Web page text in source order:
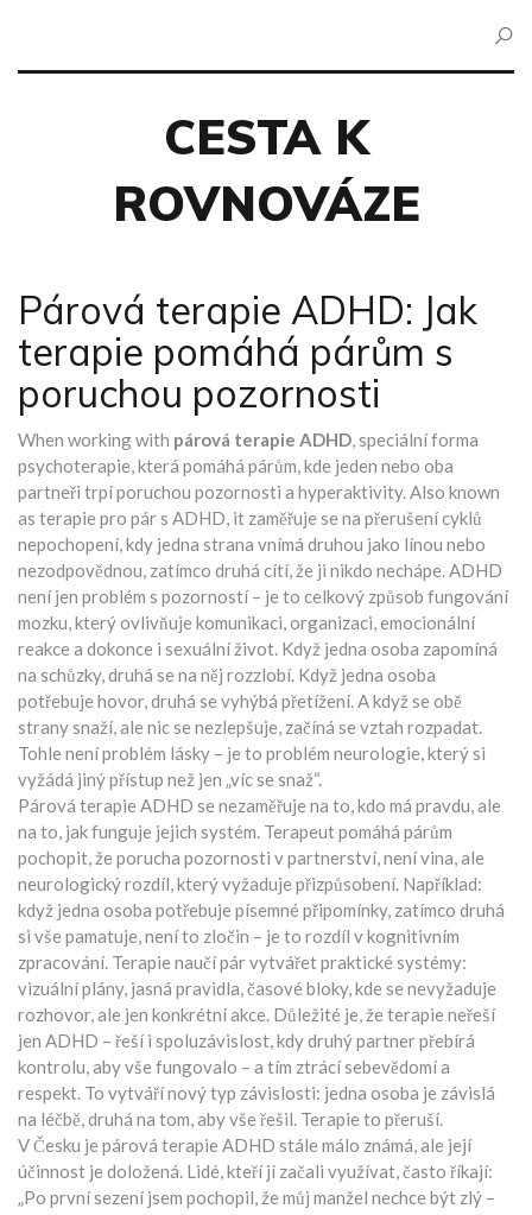
CESTA K
ROVNOVÁZE
Párová terapie ADHD: Jak
terapie pomáhá párům s
poruchou pozornosti
When working with párová terapie ADHD,speciální forma
psychoterapie, která pomáhá párům, kde jeden nebo oba
partneři trpí poruchou pozornosti a hyperaktivity. Also known
as terapie pro pár s ADHD, it zaměřuje se na přerušení cyklů
nepochopení, kdy jedna strana vnímá druhou jako línou nebo
nezodpovědnou, zatímco druhá cítí, že ji nikdo nechápe.ADHD
není jen problém s pozorností – je to celkový způsob fungování
mozku, který ovlivňuje komunikaci, organizaci, emocionální
reakce a dokonce i sexuální život. Když jedna osoba zapomíná
na schůzky, druhá se na něj rozzlobí. Když jedna osoba
potřebuje hovor, druhá se vyhýbá přetížení. A když se obě
strany snaží, ale nic se nezlepšuje, začíná se vztah rozpadat.
Tohle není problém lásky – je to problém neurologie, který si
vyžádá jiný přístup než jen „víc se snaž“.
Párová terapie ADHD se nezaměřuje na to, kdo má pravdu, ale
na to, jak funguje jejich systém. Terapeut pomáhá párům
pochopit, že porucha pozornosti v partnerství,není vina, ale
neurologický rozdíl, který vyžaduje přizpůsobení. Například:
když jedna osoba potřebuje písemné připomínky, zatímco druhá
si vše pamatuje, není to zločin – je to rozdíl v kognitivním
zpracování. Terapie naučí pár vytvářet praktické systémy:
vizuální plány, jasná pravidla, časové bloky, kde se nevyžaduje
rozhovor, ale jen konkrétní akce. Důležité je, že terapie neřeší
jen ADHD – řeší i spoluzávislost,kdy druhý partner přebírá
kontrolu, aby vše fungovalo – a tím ztrácí sebevědomí a
respekt. To vytváří nový typ závislosti: jedna osoba je závislá
na léčbě, druhá na tom, aby vše řešil. Terapie to přeruší.
V Česku je párová terapie ADHD stále málo známá, ale její
účinnost je doložená. Lidé, kteří jí začali využívat, často říkají:
„Po první sezení jsem pochopil, že můj manžel nechce být zlý –